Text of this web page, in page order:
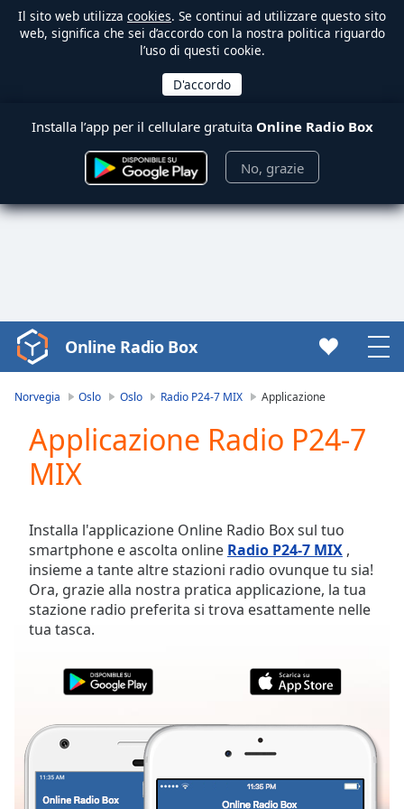
Il sito web utilizza cookies. Se continui ad utilizzare questo sito
web, significa che sei d’accordo con la nostra politica riguardo
l’uso di questi cookie.
Installa l’app per il cellulare gratuita Online Radio Box
No, grazie
Video
Player
Play
Video
Skip
Forward
Mute
Current
Time0:00
Duration-:-
Seek to
live,
behind
LIVE
Online Radio Box
Norvegia Oslo Oslo Radio P24-7 MIX Applicazione
Applicazione Radio P24-7
MIX
Installa l'applicazione Online Radio Box sul tuo
smartphone e ascolta online Radio P24-7 MIX ,
insieme a tante altre stazioni radio ovunque tu sia!
Ora, grazie alla nostra pratica applicazione, la tua
stazione radio preferita si trova esattamente nelle
tua tasca.